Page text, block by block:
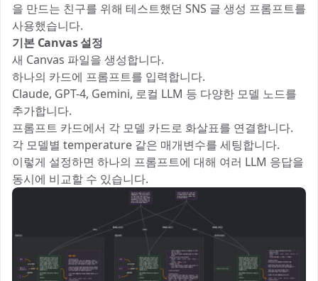
을 만드는 친구를 위해 테스트했던 SNS 글 생성 프롬프트를
사용했습니다.
기본 Canvas 설정
새 Canvas 파일을 생성합니다.
하나의 카드에 프롬프트를 입력합니다.
Claude, GPT-4, Gemini, 로컬 LLM 등 다양한 모델 노드를
추가합니다.
프롬프트 카드에서 각 모델 카드로 화살표를 연결합니다.
각 모델별 temperature 같은 매개변수를 세팅합니다.
이렇게 설정하면 하나의 프롬프트에 대해 여러 LLM 응답을
동시에 비교할 수 있습니다.